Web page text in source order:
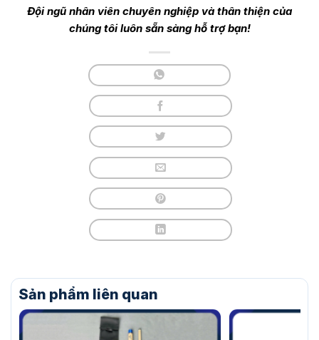
Đội ngũ nhân viên chuyên nghiệp và thân thiện của
chúng tôi luôn sẵn sàng hỗ trợ bạn!
Sản phẩm liên quan